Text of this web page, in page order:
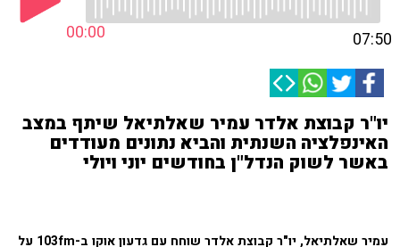
00:00 07:50
יו"ר קבוצת אלדר עמיר שאלתיאל שיתף במצב
האינפלציה השנתית והביא נתונים מעודדים
באשר לשוק הנדל"ן בחודשים יוני ויולי
עמיר שאלתיאל, יו"ר קבוצת אלדר שוחח עם גדעון אוקו ב-103fm על